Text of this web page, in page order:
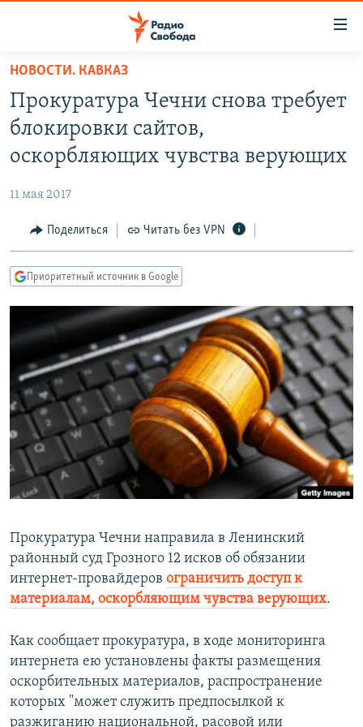
упрощенного
доступа
Вернуться
основному
Вернутся
Вернутся
поиску
ПОДКАСТЫ
АВТОРСКИЕ ПРОЕКТЫ
МНЕНИЯ
КУЛЬТУРА
КАВКАЗ.РЕАЛИИ
СЕВЕР.РЕАЛИИ
СИБИРЬ.РЕАЛИИ
РАСПИСАНИЕ ВЕЩАНИЯ
ПОДПИШИТЕСЬ НА РАССЫЛКУ
СОЦИАЛЬНЫЕ СЕТИ
Все сайты РСЕ/РС
НОВОСТИ. КАВКАЗ
Прокуратура Чечни снова требует
блокировки сайтов,
оскорбляющих чувства верующих
11 мая 2017
Поделиться Читать без VPN
Приоритетный источник в Google
Прокуратура Чечни направила в Ленинский
районный суд Грозного 12 исков об обязании
интернет-провайдеров ограничить доступ к
материалам, оскорбляющим чувства верующих.
Как сообщает прокуратура, в ходе мониторинга
интернета ею установлены факты размещения
оскорбительных материалов, распространение
которых "может служить предпосылкой к
разжиганию национальной, расовой или